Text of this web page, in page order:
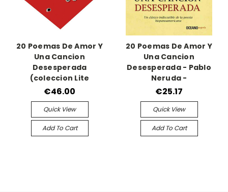
20 Poemas De Amor Y
Una Cancion
Desesperada
(coleccion Lite
€46.00
Quick View
Add To Cart
20 Poemas De Amor Y
Una Cancion
Desesperada - Pablo
Neruda -
€25.17
Quick View
Add To Cart